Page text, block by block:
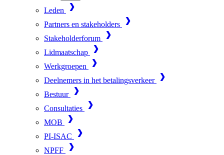
Leden
Partners en stakeholders
Stakeholderforum
Lidmaatschap
Werkgroepen
Deelnemers in het betalingsverkeer
Bestuur
Consultaties
MOB
PI-ISAC
NPFF